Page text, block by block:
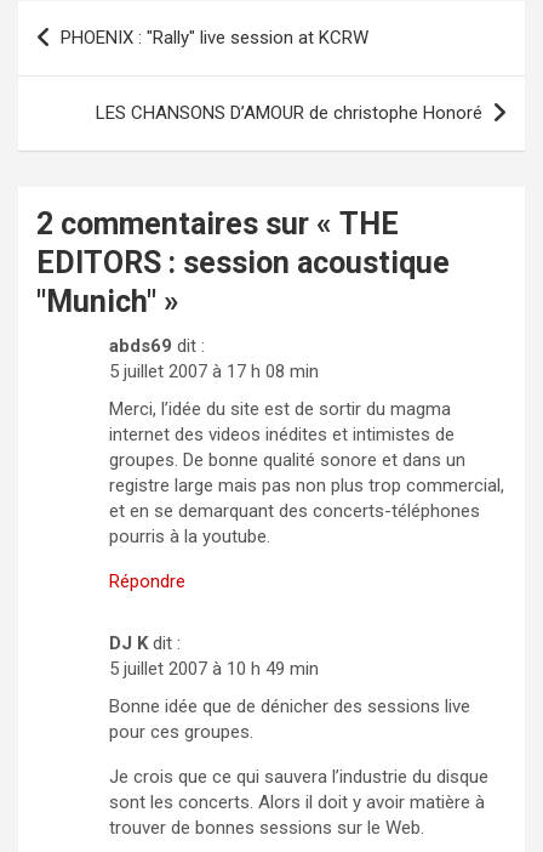
d
e
o
Navigation
de
l’article
PHOENIX : "Rally" live session at KCRW
LES CHANSONS D’AMOUR de christophe Honoré
2 commentaires sur « THE
EDITORS : session acoustique
"Munich" »
abds69 dit :
5 juillet 2007 à 17 h 08 min
Merci, l’idée du site est de sortir du magma
internet des videos inédites et intimistes de
groupes. De bonne qualité sonore et dans un
registre large mais pas non plus trop commercial,
et en se demarquant des concerts-téléphones
pourris à la youtube.
Répondre
DJ K dit :
5 juillet 2007 à 10 h 49 min
Bonne idée que de dénicher des sessions live
pour ces groupes.
Je crois que ce qui sauvera l’industrie du disque
sont les concerts. Alors il doit y avoir matière à
trouver de bonnes sessions sur le Web.